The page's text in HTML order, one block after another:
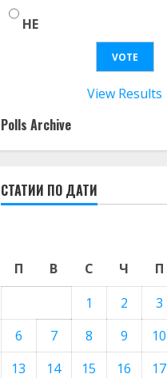
НЕ
View Results
Polls Archive
СТАТИИ ПО ДАТИ
П В С Ч П
1
2 3
6
7 8 9 10
13
14 15 16 17